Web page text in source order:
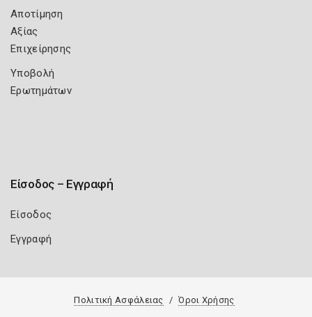
Αποτίμηση
Αξίας
Επιχείρησης
Υποβολή
Ερωτημάτων
Είσοδος – Εγγραφή
Είσοδος
Εγγραφή
Πολιτική Ασφάλειας Όροι Χρήσης